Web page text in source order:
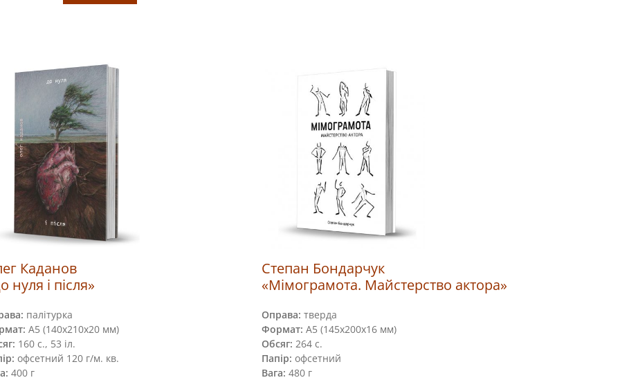
Каданов
нуля і після»
палітурка
А5 (140х210х20 мм)
160 с., 53 іл.
офсетний 120 г/м. кв.
400 г
Степан Бондарчук
«Мімограмота. Майстерство актора»
Оправа: тверда
Формат: А5 (145х200х16 мм)
Обсяг: 264 с.
Папір: офсетний
Вага: 480 г